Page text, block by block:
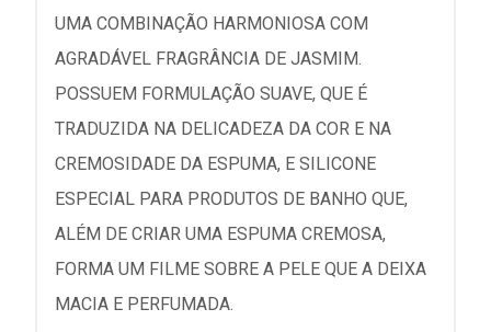
UMA COMBINAÇÃO HARMONIOSA COM
AGRADÁVEL FRAGRÂNCIA DE JASMIM.
POSSUEM FORMULAÇÃO SUAVE, QUE É
TRADUZIDA NA DELICADEZA DA COR E NA
CREMOSIDADE DA ESPUMA, E SILICONE
ESPECIAL PARA PRODUTOS DE BANHO QUE,
ALÉM DE CRIAR UMA ESPUMA CREMOSA,
FORMA UM FILME SOBRE A PELE QUE A DEIXA
MACIA E PERFUMADA.